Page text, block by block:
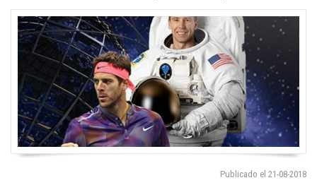
Publicado el 21-08-2018